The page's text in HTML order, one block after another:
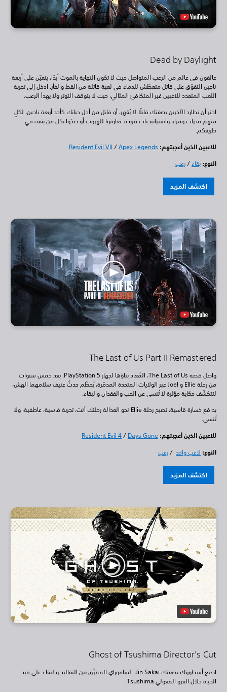
Dead by Daylight
عالقون في عالم من الرعب المتواصل حيث لا تكون النهاية بالموت أبدًا، يتعيّن على أربعة
ناجين التفوّق على قاتل متعطّش للدماء في لعبة قاتلة من القط والفأر. ادخل إلى تجربة
اللعب المتعدد للاعبين غير المتكافئ المثالي، حيث لا يتوقف التوتر ولا يهدأ الرعب.
اختر أن تطارد الآخرين بصفتك قاتلًا لا يُقهر، أو قاتل من أجل حياتك كأحد أربعة ناجين، لكلٍ
منهم قدرات ومزايا واستراتيجيات فريدة. تعاونوا للهروب أو ضحّوا بكل من يقف في
طريقكم.
للاعبين الذين أعجبتهم: Resident Evil VII/Apex Legends
النوع:بقاء /رعب
اكتشف المزيد
The Last of Us Part II Remastered
واصل قصة The Last of Us، المُعاد بناؤها لجهاز PlayStation 5. بعد خمس سنوات
من رحلة Ellie و Joel عبر الولايات المتحدة المدمّرة، يُحطّم حدثٌ عنيف سلامهما الهش،
لتتكشّف حكاية مؤثرة لا تُنسى عن الحب والفقدان والبقاء.
بدافع خسارة قاسية، تصبح رحلة Ellie نحو العدالة رحلتك أنت، تجربة قاسية، عاطفية، ولا
تُنسى.
للاعبين الذين أعجبتهم: Resident Evil 4/Days Gone
النوع:لاعب واحد/رعب
اكتشف المزيد
Ghost of Tsushima Director's Cut
اصنع أسطورتك بصفتك Jin Sakai، الساموراي الممزّق بين التقاليد والبقاء على قيد
الحياة خلال الغزو المغولي Tsushima.